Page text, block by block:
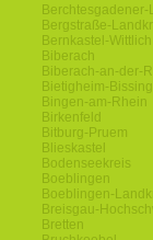
Berchtesgadener-
Bergstraße-
Bernkastel-Wittlich
Biberach
Biberach-an-der-
Bietigheim-
Bingen-am-Rhein
Birkenfeld
Bitburg-Pruem
Blieskastel
Bodenseekreis
Boeblingen
Boeblingen-
Breisgau-
Bretten